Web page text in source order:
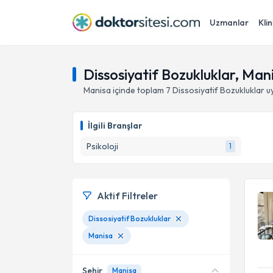
Uzmanlar
Dissosiyatif Bozukluklar,
Manisa içinde toplam 7 Dissosiyatif Bozukluklar
İlgili Branşlar
Psikoloji
1
Aktif Filtreler
Dissosiyatif Bozukluklar
Manisa
Şehir Manisa